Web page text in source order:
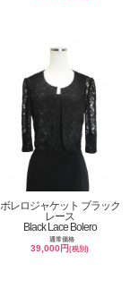
ボレロジャケット ブラック
レース
Black Lace Bolero
通常価格
39,000円(税別)